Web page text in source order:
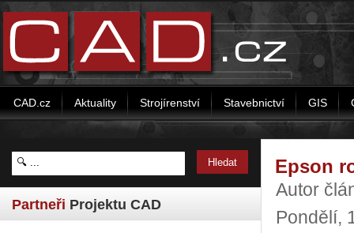
CAD.cz Aktuality Strojírenství Stavebnictví GIS
Partneři Projektu CAD
Epson
Autor
Pondělí,